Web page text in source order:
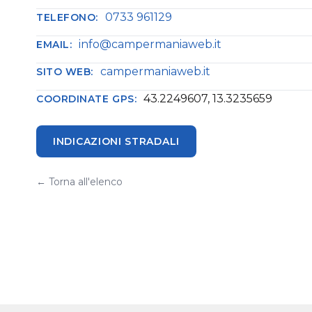
TELEFONO: 0733 961129
EMAIL: info@campermaniaweb.it
SITO WEB: campermaniaweb.it
COORDINATE GPS: 43.2249607, 13.3235659
INDICAZIONI STRADALI
← Torna all'elenco